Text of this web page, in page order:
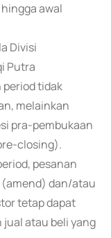
awal
Divisi
Putra
tidak
melainkan
pra-pembukaan
closing).
pesanan
dan/atau
tetap dapat
atau beli yang